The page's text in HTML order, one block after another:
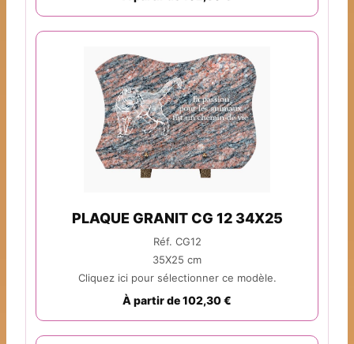
PLAQUE GRANIT CG 12 34X25
Réf. CG12
35X25 cm
Cliquez ici pour sélectionner ce modèle.
À partir de 102,30 €